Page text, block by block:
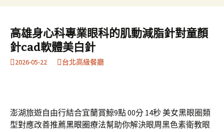
容
區
鍵
字:
高雄身心科專業眼科的肌動減脂針對童顏
針cad軟體美白針
2026-05-22 台北高級餐廳
澎湖旅遊自由行結合宜蘭賞鯨9點 00分 14秒美女黑眼圈類
型對應改善推薦黑眼圈療法幫助你解決眼周黑色素衛教眼